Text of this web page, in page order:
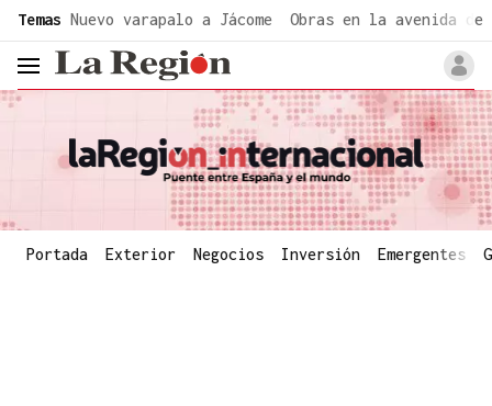
Temas Nuevo varapalo a Jácome Obras en la avenida de
header.menu.open
Portada Exterior Negocios Inversión Emergentes